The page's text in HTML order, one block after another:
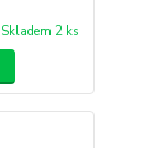
Skladem 2 ks